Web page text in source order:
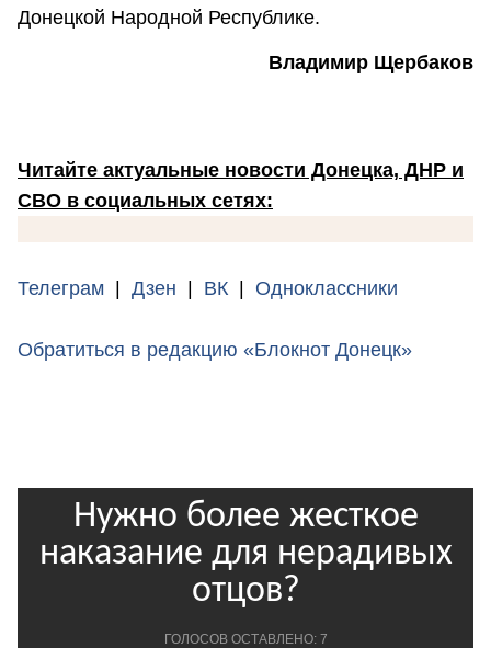
Донецкой Народной Республике.
Владимир Щербаков
Читайте актуальные новости Донецка, ДНР и
СВО в социальных сетях:
Телеграм | Дзен | ВК | Одноклассники
Обратиться в редакцию «Блокнот Донецк»